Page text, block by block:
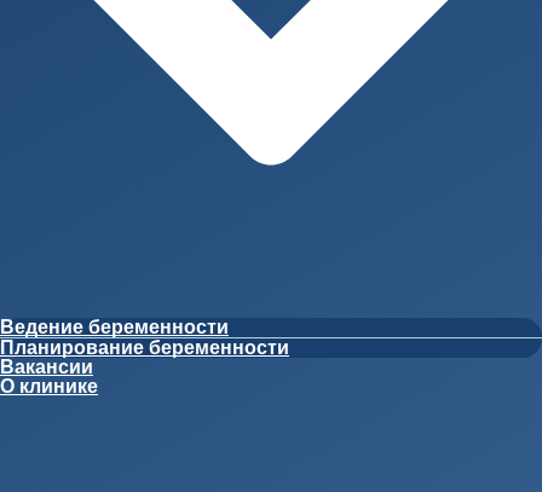
Ведение беременности
Планирование беременности
Вакансии
О клинике